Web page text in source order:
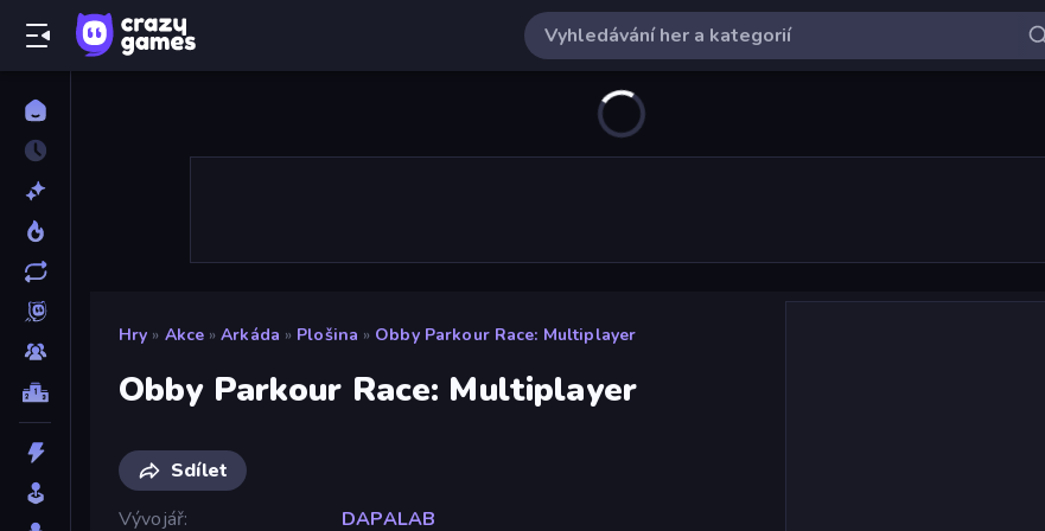
Hry » Akce » Arkáda » Plošina » Obby Parkour Race: Multiplayer
Obby Parkour Race: Multiplayer
Sdílet
Vývojář
DAPALAB